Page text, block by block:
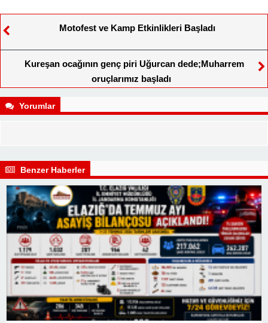
Motofest ve Kamp Etkinlikleri Başladı
Kureşan ocağının genç piri Uğurcan dede;Muharrem
oruçlarımız başladı
Yorumlar
Benzer Haberler